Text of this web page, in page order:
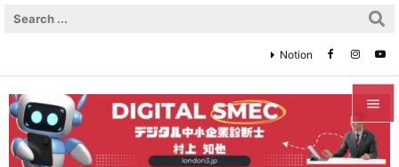


メニュ
Notion